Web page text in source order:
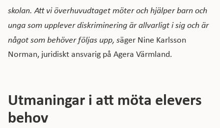
skolan. Att vi överhuvudtaget möter och hjälper barn och
unga som upplever diskriminering är allvarligt i sig och är
något som behöver följas upp, säger Nine Karlsson
Norman, juridiskt ansvarig på Agera Värmland.
Utmaningar i att möta elevers
behov